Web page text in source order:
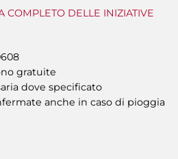
COMPLETO DELLE INIZIATIVE
gratuite
dove specificato
anche in caso di pioggia